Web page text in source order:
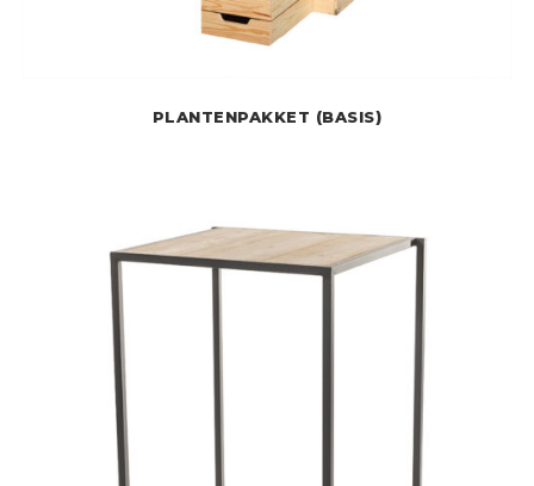
PLANTENPAKKET (BASIS)